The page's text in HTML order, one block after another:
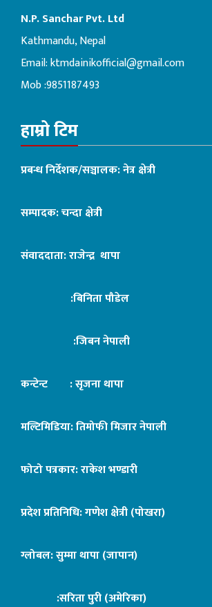
N.P. Sanchar Pvt. Ltd
Kathmandu, Nepal
Email:ktmdainikofficial@gmail.com
Mob :9851187493
हाम्रो टिम
प्रबन्ध निर्देशक/सञ्चालक: नेत्र क्षेत्री
सम्पादक: चन्दा क्षेत्री
संवाददाता: राजेन्द्र थापा
:बिनिता पौडेल
:जिबन नेपाली
कन्टेन्ट : सृजना थापा
मल्टिमिडिया: तिमोफी मिजार नेपाली
फोटो पत्रकार: राकेश भण्डारी
प्रदेश प्रतिनिधि: गणेश क्षेत्री (पोखरा)
ग्लोबल: सुम्मा थापा (जापान)
:सरिता पुरी (अमेरिका)